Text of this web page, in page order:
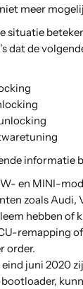
meer
situatie
dat de
informatie
en MINI-
zoals Audi,
hebben of
remapping
order.
eind juni 2020